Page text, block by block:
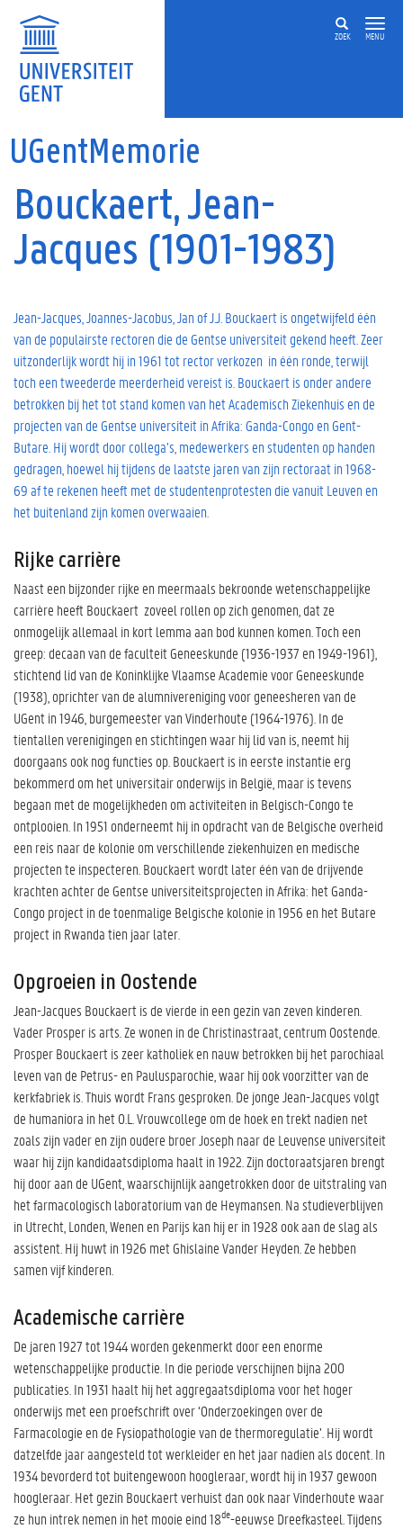
ZOEK MENU
UGentMemorie
Bouckaert, Jean-
Jacques (1901-1983)
Jean-Jacques, Joannes-Jacobus, Jan of J.J. Bouckaert is ongetwijfeld één
van de populairste rectoren die de Gentse universiteit gekend heeft. Zeer
uitzonderlijk wordt hij in 1961 tot rector verkozen in één ronde, terwijl
toch een tweederde meerderheid vereist is. Bouckaert is onder andere
betrokken bij het tot stand komen van het Academisch Ziekenhuis en de
projecten van de Gentse universiteit in Afrika: Ganda-Congo en Gent-
Butare. Hij wordt door collega’s, medewerkers en studenten op handen
gedragen, hoewel hij tijdens de laatste jaren van zijn rectoraat in 1968-
69 af te rekenen heeft met de studentenprotesten die vanuit Leuven en
het buitenland zijn komen overwaaien.
Rijke carrière
Naast een bijzonder rijke en meermaals bekroonde wetenschappelijke
carrière heeft Bouckaert zoveel rollen op zich genomen, dat ze
onmogelijk allemaal in kort lemma aan bod kunnen komen. Toch een
greep: decaan van de faculteit Geneeskunde (1936-1937 en 1949-1961),
stichtend lid van de Koninklijke Vlaamse Academie voor Geneeskunde
(1938), oprichter van de alumnivereniging voor geneesheren van de
UGent in 1946, burgemeester van Vinderhoute (1964-1976). In de
tientallen verenigingen en stichtingen waar hij lid van is, neemt hij
doorgaans ook nog functies op. Bouckaert is in eerste instantie erg
bekommerd om het universitair onderwijs in België, maar is tevens
begaan met de mogelijkheden om activiteiten in Belgisch-Congo te
ontplooien. In 1951 onderneemt hij in opdracht van de Belgische overheid
een reis naar de kolonie om verschillende ziekenhuizen en medische
projecten te inspecteren. Bouckaert wordt later één van de drijvende
krachten achter de Gentse universiteitsprojecten in Afrika: het Ganda-
Congo project in de toenmalige Belgische kolonie in 1956 en het Butare
project in Rwanda tien jaar later.
Opgroeien in Oostende
Jean-Jacques Bouckaert is de vierde in een gezin van zeven kinderen.
Vader Prosper is arts. Ze wonen in de Christinastraat, centrum Oostende.
Prosper Bouckaert is zeer katholiek en nauw betrokken bij het parochiaal
leven van de Petrus- en Paulusparochie, waar hij ook voorzitter van de
kerkfabriek is. Thuis wordt Frans gesproken. De jonge Jean-Jacques volgt
de humaniora in het O.L. Vrouwcollege om de hoek en trekt nadien net
zoals zijn vader en zijn oudere broer Joseph naar de Leuvense universiteit
waar hij zijn kandidaatsdiploma haalt in 1922. Zijn doctoraatsjaren brengt
hij door aan de UGent, waarschijnlijk aangetrokken door de uitstraling van
het farmacologisch laboratorium van de Heymansen. Na studieverblijven
in Utrecht, Londen, Wenen en Parijs kan hij er in 1928 ook aan de slag als
assistent. Hij huwt in 1926 met Ghislaine Vander Heyden. Ze hebben
samen vijf kinderen.
Academische carrière
De jaren 1927 tot 1944 worden gekenmerkt door een enorme
wetenschappelijke productie. In die periode verschijnen bijna 200
publicaties. In 1931 haalt hij het aggregaatsdiploma voor het hoger
onderwijs met een proefschrift over ‘Onderzoekingen over de
Farmacologie en de Fysiopathologie van de thermoregulatie’. Hij wordt
datzelfde jaar aangesteld tot werkleider en het jaar nadien als docent. In
1934 bevorderd tot buitengewoon hoogleraar, wordt hij in 1937 gewoon
hoogleraar. Het gezin Bouckaert verhuist dan ook naar Vinderhoute waar
ze hun intrek nemen in het mooie eind 18de-eeuwse Dreefkasteel. Tijdens